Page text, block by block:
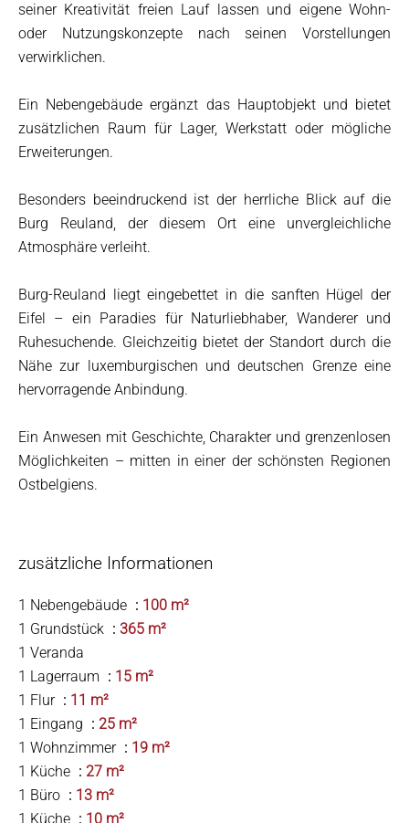
seiner Kreativität freien Lauf lassen und eigene Wohn-
oder Nutzungskonzepte nach seinen Vorstellungen
verwirklichen.
Ein Nebengebäude ergänzt das Hauptobjekt und bietet
zusätzlichen Raum für Lager, Werkstatt oder mögliche
Erweiterungen.
Besonders beeindruckend ist der herrliche Blick auf die
Burg Reuland, der diesem Ort eine unvergleichliche
Atmosphäre verleiht.
Burg-Reuland liegt eingebettet in die sanften Hügel der
Eifel – ein Paradies für Naturliebhaber, Wanderer und
Ruhesuchende. Gleichzeitig bietet der Standort durch die
Nähe zur luxemburgischen und deutschen Grenze eine
hervorragende Anbindung.
Ein Anwesen mit Geschichte, Charakter und grenzenlosen
Möglichkeiten – mitten in einer der schönsten Regionen
Ostbelgiens.
zusätzliche Informationen
1 Nebengebäude
100 m²
1 Grundstück
365 m²
1 Veranda
1 Lagerraum
15 m²
1 Flur
11 m²
1 Eingang
25 m²
1 Wohnzimmer
19 m²
1 Küche
27 m²
1 Büro
13 m²
1 Küche
10 m²